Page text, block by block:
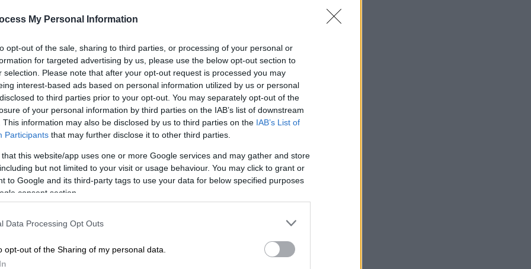
My Personal Information
opt-out of the sale, sharing to third parties, or processing of your personal or
for targeted advertising by us, please use the below opt-out section to
selection. Please note that after your opt-out request is processed you may
interest-based ads based on personal information utilized by us or personal
to third parties prior to your opt-out. You may separately opt-out of the
of your personal information by third parties on the IAB’s list of downstream
This information may also be disclosed by us to third parties on the IAB’s List of
Participants that may further disclose it to other third parties.
that this website/app uses one or more Google services and may gather and store
but not limited to your visit or usage behaviour. You may click to grant or
to Google and its third-party tags to use your data for below specified purposes
consent section.
Data Processing Opt Outs
opt-out of the Sharing of my personal data.
το ΕΘΝΟΣ στη Google
που κρύβονταν σεψεύτικα
Αρχές στα σύνορα των ΗΠΑ με το
ανάμεσα σε πραγματικά καρπούζια
τοποθετηθεί με τέτοιο τρόπο, ώστε να